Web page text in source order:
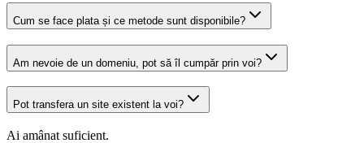
Cum se face plata și ce metode sunt disponibile?
Am nevoie de un domeniu, pot să îl cumpăr prin voi?
Pot transfera un site existent la voi?
Ai amânat suficient.